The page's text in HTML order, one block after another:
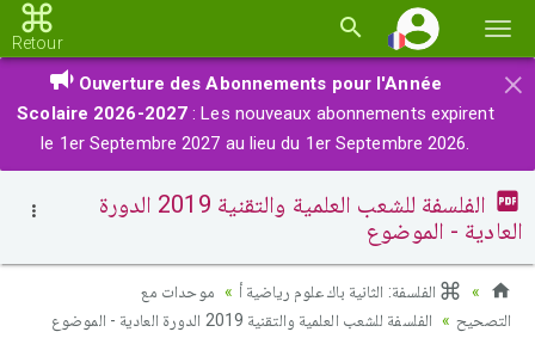
la
Retour
×
Ouverture des Abonnements pour l'Année
Scolaire 2026-2027 : Les nouveaux abonnements expirent
le 1er Septembre 2027 au lieu du 1er Septembre 2026.
الفلسفة للشعب العلمية والتقنية 2019 الدورة
العادية - الموضوع
الفلسفة: الثانية باك علوم رياضية أ
موحدات مع
التصحيح
الفلسفة للشعب العلمية والتقنية 2019 الدورة العادية - الموضوع